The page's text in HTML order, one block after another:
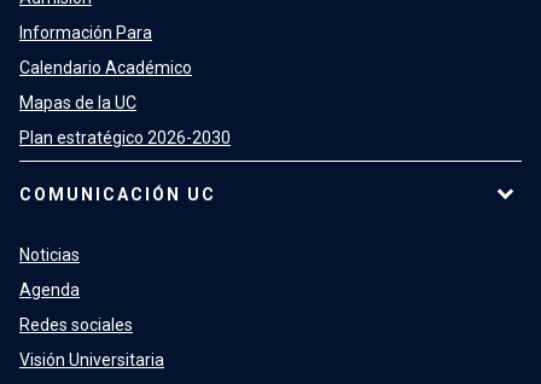
Información Para
Calendario Académico
Mapas de la UC
Plan estratégico 2026-2030
COMUNICACIÓN UC
Noticias
Agenda
Redes sociales
Visión Universitaria